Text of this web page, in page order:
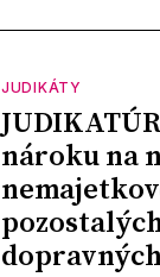
JUDIKÁTY
nároku na